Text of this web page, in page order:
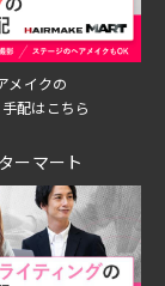
メイクの
配はこちら
ーマート